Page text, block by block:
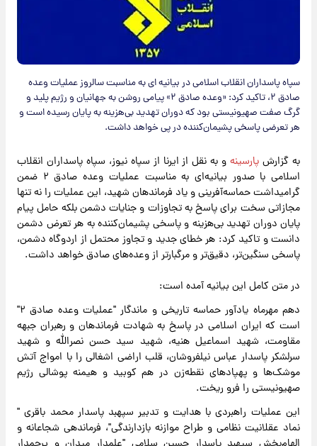
سپاه پاسداران انقلاب اسلامی در بیانیه ای به مناسبت سالروز عملیات وعده
صادق ۲، تاکید کرد: «وعده صادق ۲» پیامی روشن به جهانیان و رژیم پلید و
گرگ صفت صهیونیستی بود که دوران تهدید بی‌هزینه به پایان رسیده است و
هر تعرضی پاسخی پشیمان‌کننده در پی خواهد داشت.
به گزارش پارسینهو به نقل از ایرنا از سپاه نیوز، سپاه پاسداران انقلاب
اسلامی با صدور بیانیه‌ای به مناسبت عملیات وعده صادق ۲ ضمن
گرامیداشت حماسه‌آفرینی و یاد فرماندهان شهید، این عملیات را نه تنها
مجازاتی سخت برای پاسخ به تجاوزات و جنایات دشمن بلکه حامل پیام
پایان دوران تهدید بی‌هزینه و پاسخی پشیمان‌کننده به هر تعرض دشمن
دانست و تاکید کرد: هر خطای جدید و تجاوز محتمل از اردوگاه دشمن،
پاسخی سنگین‌تر، دقیق‌تر و مرگبارتر از وعده‌های صادق خواهد داشت.
در متن کامل این بیانیه آمده است:
دهم مهرماه یادآور حماسه‌ تاریخی و ماندگار "عملیات وعده صادق ۲"
است که ایران اسلامی در پاسخ به شهادت فرماندهان و رهبران جبهه
مقاومت، شهید اسماعیل هنیه، شهید سید حسن نصرالله و شهید
سرلشکر پاسدار عباس نیلفروشان، قلب اراضی اشغالی را با امواج آتش
موشک‌ها و پهپادهای نقطه‌زن در هم کوبید و هیمنه پوشالی رژیم
صهیونیستی را فرو ریخت.
این عملیات راهبردی با هدایت و تدبیر سپهبد پاسدار محمد باقری "
نماد عقلانیت نظامی و طراح موازنه بازدارندگی"، فرماندهی شجاعانه و